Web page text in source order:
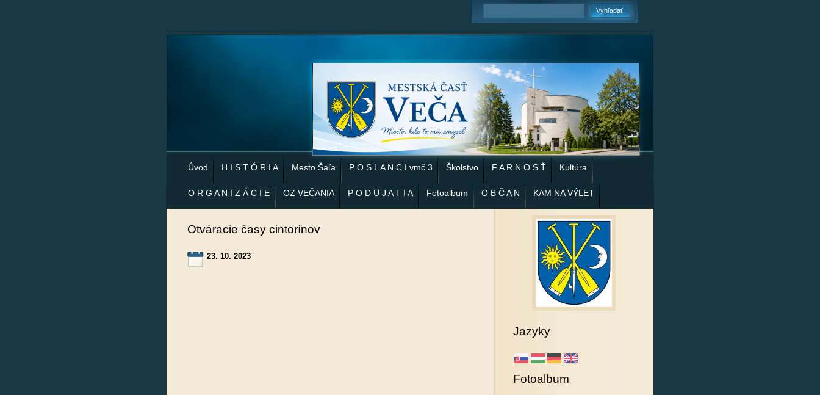
Úvod H I S T Ó R I A Mesto Šaľa P O S L A N C I vmč.3 Školstvo F A R N O S Ť Kultúra
O R G A N I Z Á C I E OZ VEČANIA P O D U J A T I A Fotoalbum O B Č A N KAM NA VÝLET
Otváracie časy cintorínov
23. 10. 2023
Jazyky
Fotoalbum